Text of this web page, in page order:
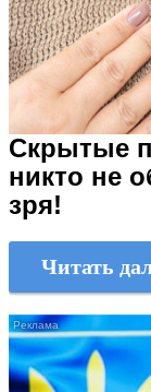
Скрытые
никто не
зря!
Читать